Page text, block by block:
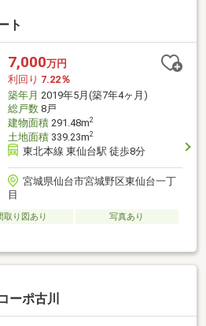
ト
7,000万円
利回り 7.22％
築年月 2019年5月(築7年4ヶ月)
総戸数8戸
建物面積291.48m2
土地面積339.23m2
東北本線 東仙台駅 徒歩8分
宮城県仙台市宮城野区東仙台一丁
目
取り図あり
写真あり
ポ古川